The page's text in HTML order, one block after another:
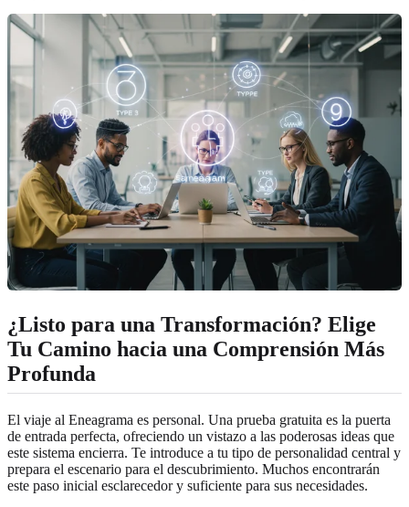
¿Listo para una Transformación? Elige
Tu Camino hacia una Comprensión Más
Profunda
El viaje al Eneagrama es personal. Una prueba gratuita es la puerta
de entrada perfecta, ofreciendo un vistazo a las poderosas ideas que
este sistema encierra. Te introduce a tu tipo de personalidad central y
prepara el escenario para el descubrimiento. Muchos encontrarán
este paso inicial esclarecedor y suficiente para sus necesidades.